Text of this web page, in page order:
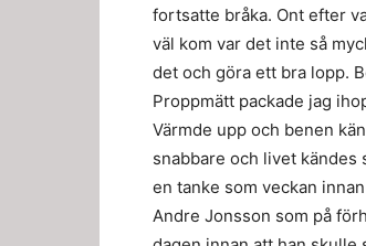
fortsatte bråka. Ont efter
väl kom var det inte så
det och göra ett bra lopp.
Proppmätt packade jag
Värmde upp och benen
snabbare och livet kändes
en tanke som veckan
Andre Jonsson som på